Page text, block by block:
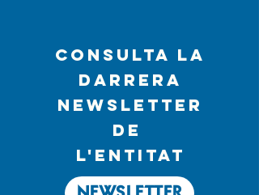
CONSULTA LA
DARRERA
NEWSLETTER
DE
L'ENTITAT